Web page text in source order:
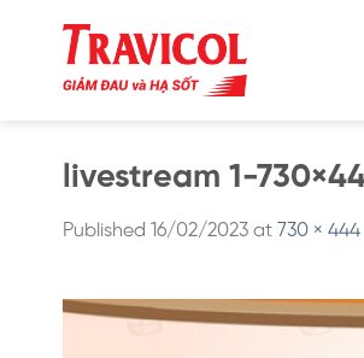
livestream 1-
Published 16/02/2023 at 730 × 444